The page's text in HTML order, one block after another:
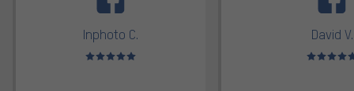
Inphoto C.
Valoración media: 5 de 5
David V.
Valoración